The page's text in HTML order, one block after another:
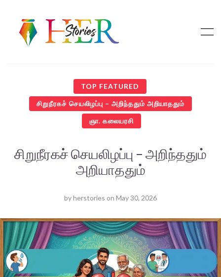
TOP FEATURED
சிறுநீரகச் செயலிழப்பு – அறிந்ததும் அறியாததும்
ஞா. கலையரசி
சிறுநீரகச் செயலிழப்பு – அறிந்ததும்
அறியாததும்
byherstories on May 30, 2026